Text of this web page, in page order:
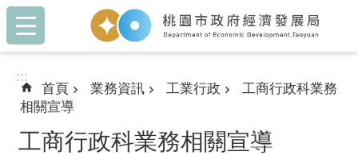
跳到主要內容區塊
:::
:::
首頁 業務資訊 工業行政
工商行政科業務
相關宣導
工商行政科業務相關宣導